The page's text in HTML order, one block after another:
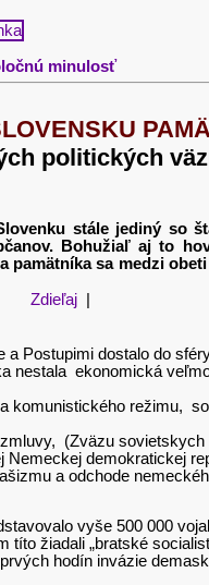
minulosť
politických
stále jediný so
Bohužiaľ aj to
pamätníka sa medzi
Zdieľaj|
Postupimi dostalo do
nestala ekonomická
komunistického režimu,
(Zväzu
demokratickej
a odchode
vyše 500 000
žiadali „bratské
hodín invázie